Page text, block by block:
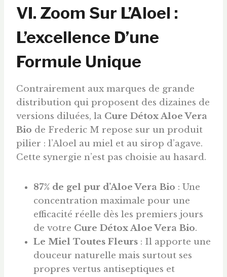
VI. Zoom Sur L’Aloel :
L’excellence D’une
Formule Unique
Contrairement aux marques de grande
distribution qui proposent des dizaines de
versions diluées, la Cure Détox Aloe Vera
Bio de Frederic M repose sur un produit
pilier : l’Aloel au miel et au sirop d’agave.
Cette synergie n’est pas choisie au hasard.
87% de gel pur d’Aloe Vera Bio : Une
concentration maximale pour une
efficacité réelle dès les premiers jours
de votre Cure Détox Aloe Vera Bio.
Le Miel Toutes Fleurs : Il apporte une
douceur naturelle mais surtout ses
propres vertus antiseptiques et